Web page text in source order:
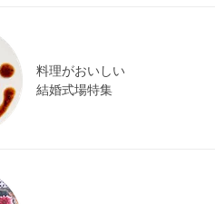
料理がおいしい
結婚式場特集